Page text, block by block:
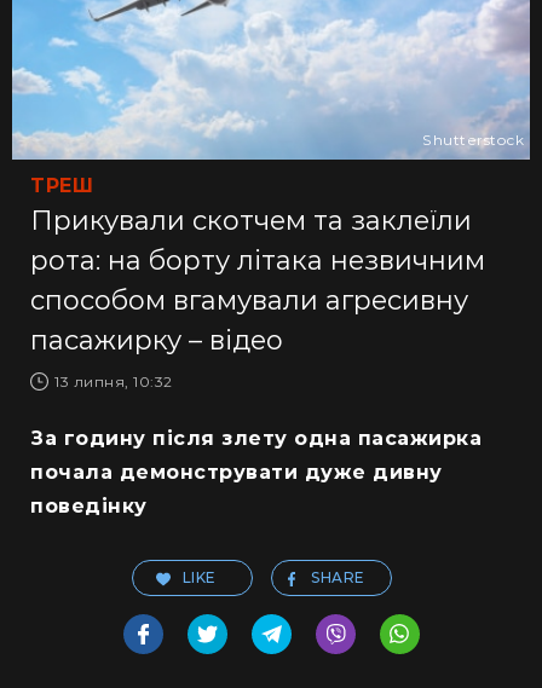
ТРЕШ
Прикували скотчем та заклеїли
рота: на борту літака незвичним
способом вгамували агресивну
пасажирку – відео
13 липня, 10:32
Shutterstock
За годину після злету одна пасажирка
почала демонструвати дуже дивну
поведінку
LIKE SHARE